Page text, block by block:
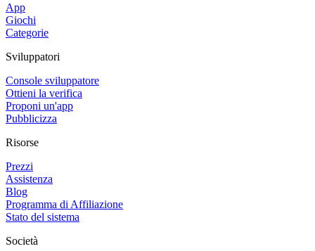
App
Giochi
Categorie
Sviluppatori
Console sviluppatore
Ottieni la verifica
Proponi un'app
Pubblicizza
Risorse
Prezzi
Assistenza
Blog
Programma di Affiliazione
Stato del sistema
Società